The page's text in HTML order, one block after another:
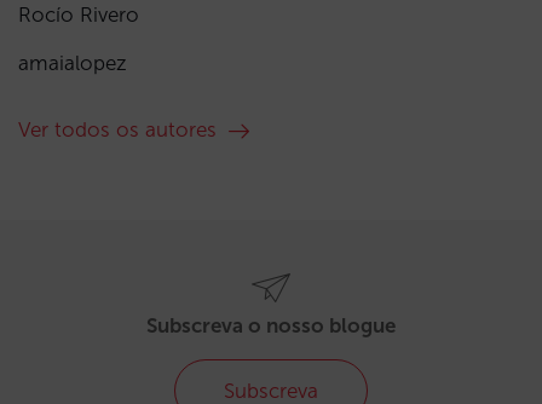
Rocío Rivero
amaialopez
Ver todos os autores
Subscreva o nosso blogue
Subscreva